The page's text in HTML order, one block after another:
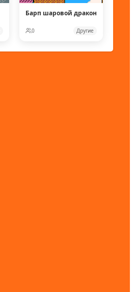
Барп шаровой дракон
0 Другие